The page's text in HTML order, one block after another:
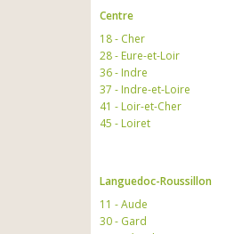
Centre
18 - Cher
28 - Eure-et-Loir
36 - Indre
37 - Indre-et-Loire
41 - Loir-et-Cher
45 - Loiret
Languedoc-Roussillon
11 - Aude
30 - Gard